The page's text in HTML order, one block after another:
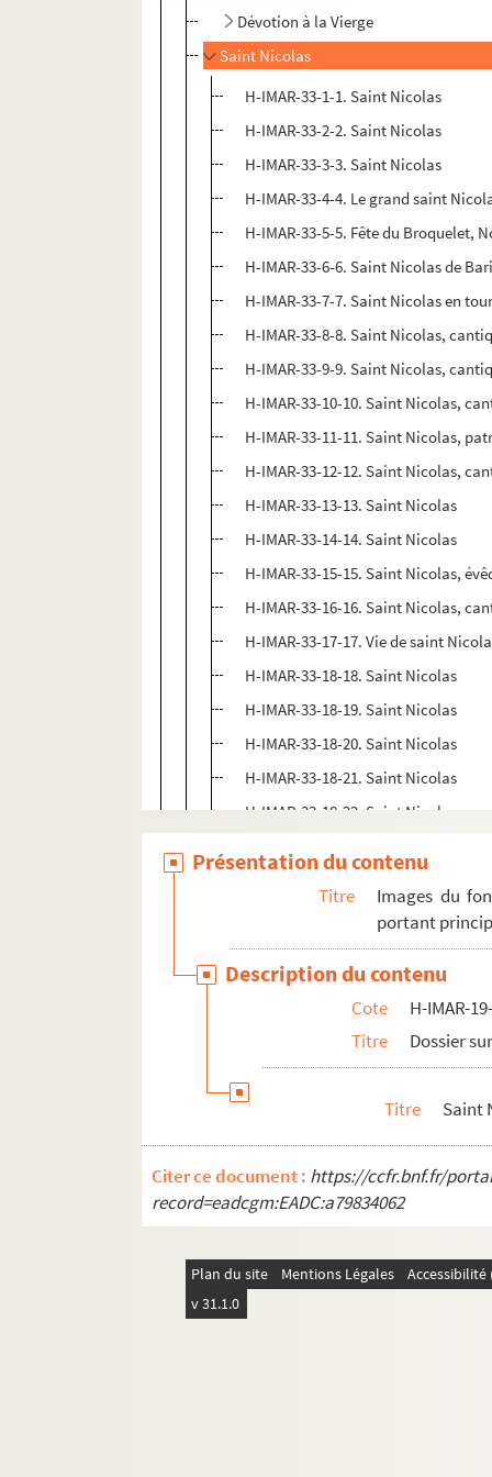
Dévotion à la Vierge
Saint Nicolas
H-IMAR-33-1-1. Saint Nicolas
H-IMAR-33-2-2. Saint Nicolas
H-IMAR-33-3-3. Saint Nicolas
H-IMAR-33-4-4. Le grand saint
H-IMAR-33-5-5. Fête du Broquelet,
H-IMAR-33-6-6. Saint Nicolas de
H-IMAR-33-7-7. Saint Nicolas en
H-IMAR-33-8-8. Saint Nicolas,
H-IMAR-33-9-9. Saint Nicolas,
H-IMAR-33-10-10. Saint Nicolas,
H-IMAR-33-11-11. Saint Nicolas,
H-IMAR-33-12-12. Saint Nicolas,
H-IMAR-33-13-13. Saint Nicolas
H-IMAR-33-14-14. Saint Nicolas
H-IMAR-33-15-15. Saint Nicolas,
H-IMAR-33-16-16. Saint Nicolas,
H-IMAR-33-17-17. Vie de saint
H-IMAR-33-18-18. Saint Nicolas
H-IMAR-33-18-19. Saint Nicolas
H-IMAR-33-18-20. Saint Nicolas
H-IMAR-33-18-21. Saint Nicolas
H-IMAR-33-18-22. Saint Nicolas
H-IMAR-33-20-25. Saint Nicolas
H-IMAR-33-20-26. Saint Nicolas
H-IMAR-33-20-27. Saint Nicolas
H-IMAR-33-20-28. Saint Nicolas
H-IMAR-33-20-29. Saint Nicolas
H-IMAR-33-21-30. Saint Nicolas
H-IMAR-33-21-31. Saint Nicolas
H-IMAR-33-21-32. Saint Nicolas
H-IMAR-33-21-33. Saint Nicolas
H-IMAR-33-21-34. Saint Nicolas
H-IMAR-33-21-35. Saint Nicolas
H-IMAR-33-21-36. Saint Nicolas
H-IMAR-33-22-37. Saint Nicolas
Présentation du contenu
Titre
Images du
portant
Description du contenu
Cote
H-IMAR-
Titre
Dossier
Titre Saint
Citer ce document : https://ccfr.bnf.fr/
record=eadcgm:EADC:a79834062
Plan du site Mentions Légales
v 31.1.0